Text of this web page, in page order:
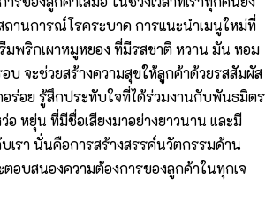
ถานการณ์โรคระบาด การแนะนำเมนูใหม่ที่
มพริกเผาหมูหยอง ที่มีรสชาติ หวาน มัน หอม
บ จะช่วยสร้างความสุขให้ลูกค้าด้วยรสสัมผัส
อร่อย รู้สึกประทับใจที่ได้ร่วมงานกับพันธมิตร
หยุ่น ที่มีชื่อเสียงมาอย่างยาวนาน และมี
เรา นั่นคือการสร้างสรรค์นวัตกรรมด้าน
อบสนองความต้องการของลูกค้าในทุกเจ